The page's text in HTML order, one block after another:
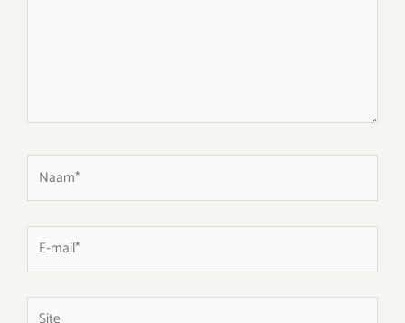
Naam*
mail*
Site